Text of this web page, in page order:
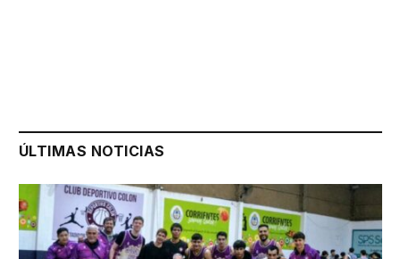
ÚLTIMAS NOTICIAS